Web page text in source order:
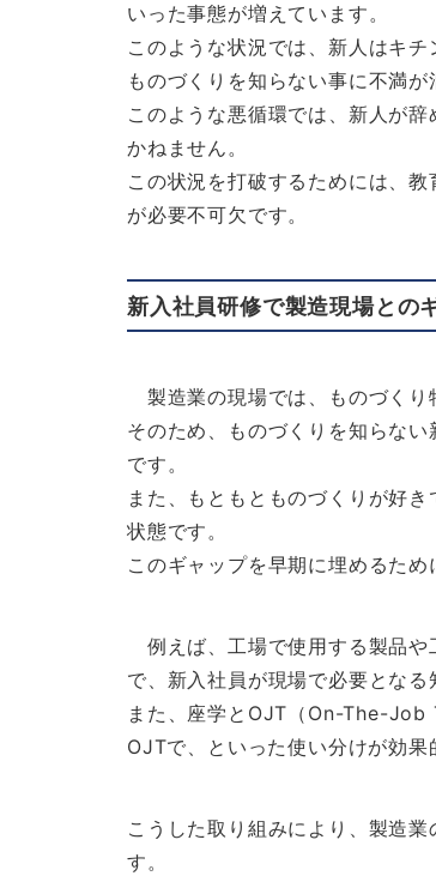
いった事態が増えています。
このような状況では、新人はキ
ものづくりを知らない事に不満が
このような悪循環では、新人が
かねません。
この状況を打破するためには、
が必要不可欠です。
新入社員研修で製造現場との
製造業の現場では、ものづくり
そのため、ものづくりを知らな
です。
また、もともとものづくりが好
状態です。
このギャップを早期に埋めるた
例えば、工場で使用する製品や
で、新入社員が現場で必要となる
また、座学とOJT（On-The-Job
OJTで、といった使い分けが効果
こうした取り組みにより、製造
す。